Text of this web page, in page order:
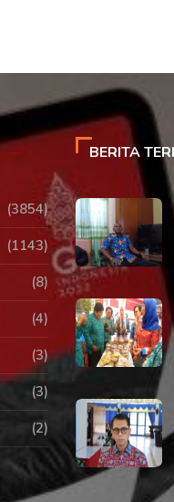
(3854)
(1143)
(8)
(4)
(3)
(3)
(2)
BERITA